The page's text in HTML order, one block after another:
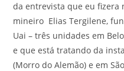
da entrevista que eu fizera
mineiro Elias Tergilene,
Uai – três unidades em
e que está tratando da
(Morro do Alemão) e em